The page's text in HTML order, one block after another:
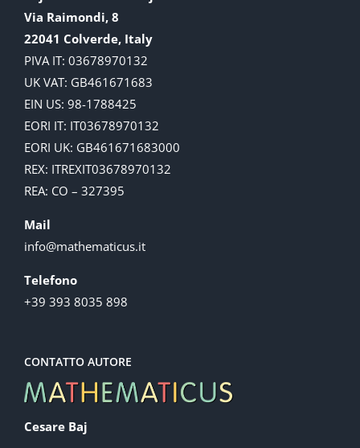
Via Raimondi, 8
22041 Colverde, Italy
PIVA IT: 03678970132
UK VAT: GB461671683
EIN US: 98-1788425
EORI IT: IT03678970132
EORI UK: GB461671683000
REX: ITREXIT03678970132
REA: CO – 327395
Mail
info@mathematicus.it
Telefono
+39 393 8035 898
CONTATTO AUTORE
Cesare Baj